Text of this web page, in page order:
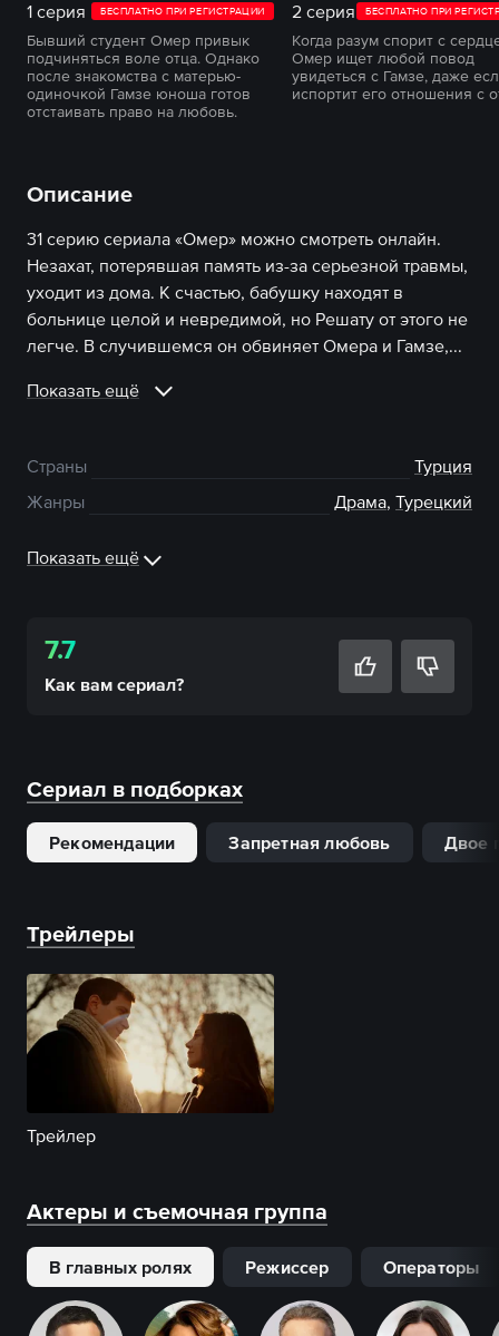
1 серия БЕСПЛАТНО ПРИ РЕГИСТРАЦИИ
Бывший студент Омер привык
подчиняться воле отца. Однако
после знакомства с матерью-
одиночкой Гамзе юноша готов
отстаивать право на любовь.
2 серия БЕСПЛАТНО ПРИ
Когда разум спорит с
Омер ищет любой повод
увидеться с Гамзе, даже
испортит его отношения с
Описание
31 серию сериала «Омер» можно смотреть онлайн.
Незахат, потерявшая память из-за серьезной травмы,
уходит из дома. К счастью, бабушку находят в
больнице целой и невредимой, но Решату от этого не
легче. В случившемся он обвиняет Омера и Гамзе,...
Показать ещё
Страны
Турция
Жанры
Драма, Турецкий
Показать ещё
7.7
Как вам сериал?
Сериал в подборках
Рекомендации Запретная любовь Двое
Трейлеры
Трейлер
Актеры и съемочная группа
В главных ролях Режиссер Операторы